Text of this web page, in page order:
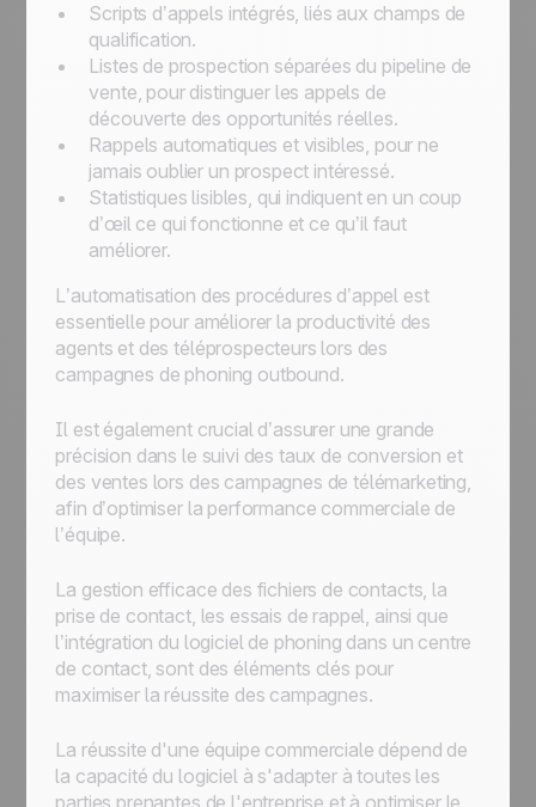
Scripts d’appels intégrés, liés aux champs de
qualification.
Listes de prospection séparées du pipeline de
vente, pour distinguer les appels de
découverte des opportunités réelles.
Rappels automatiques et visibles, pour ne
jamais oublier un prospect intéressé.
Statistiques lisibles, qui indiquent en un coup
d’œil ce qui fonctionne et ce qu’il faut
améliorer.
L’automatisation des procédures d’appel est
essentielle pour améliorer la productivité des
agents et des téléprospecteurs lors des
campagnes de phoning outbound.
Il est également crucial d’assurer une grande
précision dans le suivi des taux de conversion et
des ventes lors des campagnes de télémarketing,
afin d’optimiser la performance commerciale de
l’équipe.
La gestion efficace des fichiers de contacts, la
prise de contact, les essais de rappel, ainsi que
l’intégration du logiciel de phoning dans un centre
de contact, sont des éléments clés pour
maximiser la réussite des campagnes.
La réussite d'une équipe commerciale dépend de
la capacité du logiciel à s'adapter à toutes les
parties prenantes de l'entreprise et à optimiser le